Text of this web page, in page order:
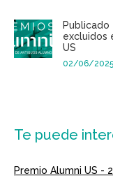
excluidos
US
02/06/2025
Te puede
Premio Alumni US -